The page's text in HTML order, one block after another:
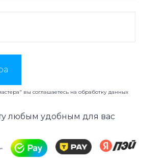
вы соглашаетесь на обработку данных
любым удобным для вас